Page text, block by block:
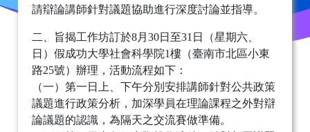
請辯論講師針對議題協助進行深度討論並指導。
二、旨揭工作坊訂於8月30日至31日（星期六、
日）假成功大學社會科學院1樓（臺南市北區小東
路25號）辦理，活動流程如下：
（一）第一日上、下午分別安排講師針對公共政策
議題進行政策分析，加深學員在理論課程之外對辯
論議題的認識，為隔天之交流賽做準備。